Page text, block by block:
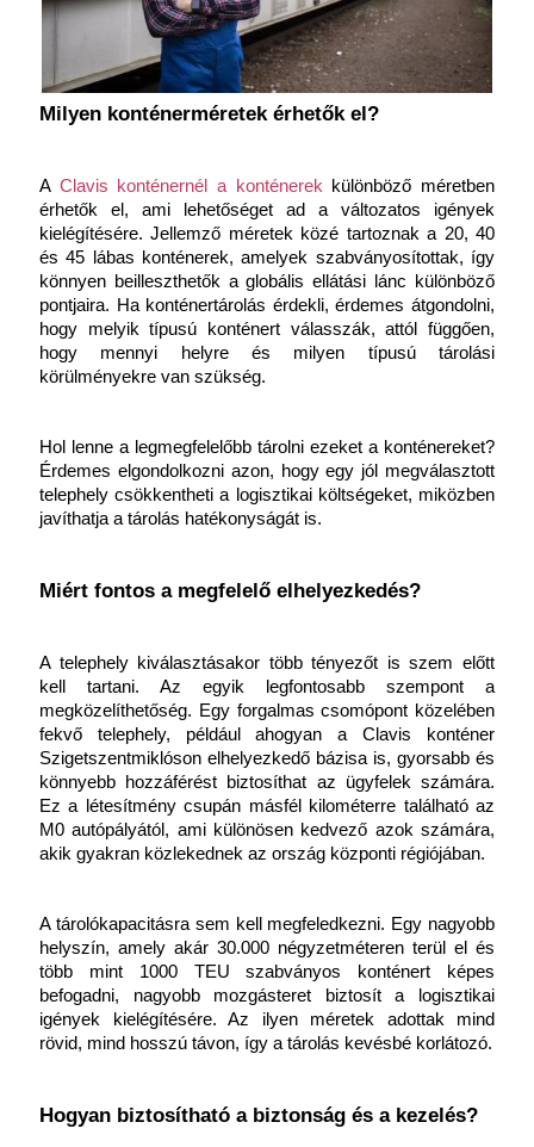
Milyen konténerméretek érhetők el?
A Clavis konténernél a konténerek
különböző méretben
érhetők el, ami lehetőséget ad a változatos igények
kielégítésére. Jellemző méretek közé tartoznak a 20, 40
és 45 lábas konténerek, amelyek szabványosítottak, így
könnyen beilleszthetők a globális ellátási lánc különböző
pontjaira. Ha konténertárolás érdekli, érdemes átgondolni,
hogy melyik típusú konténert válasszák, attól függően,
hogy mennyi helyre és milyen típusú tárolási
körülményekre van szükség.
Hol lenne a legmegfelelőbb tárolni ezeket a konténereket?
Érdemes elgondolkozni azon, hogy egy jól megválasztott
telephely csökkentheti a logisztikai költségeket, miközben
javíthatja a tárolás hatékonyságát is.
Miért fontos a megfelelő elhelyezkedés?
A telephely kiválasztásakor több tényezőt is szem előtt
kell tartani. Az egyik legfontosabb szempont a
megközelíthetőség. Egy forgalmas csomópont közelében
fekvő telephely, például ahogyan a Clavis konténer
Szigetszentmiklóson elhelyezkedő bázisa is, gyorsabb és
könnyebb hozzáférést biztosíthat az ügyfelek számára.
Ez a létesítmény csupán másfél kilométerre található az
M0 autópályától, ami különösen kedvező azok számára,
akik gyakran közlekednek az ország központi régiójában.
A tárolókapacitásra sem kell megfeledkezni. Egy nagyobb
helyszín, amely akár 30.000 négyzetméteren terül el és
több mint 1000 TEU szabványos konténert képes
befogadni, nagyobb mozgásteret biztosít a logisztikai
igények kielégítésére. Az ilyen méretek adottak mind
rövid, mind hosszú távon, így a tárolás kevésbé korlátozó.
Hogyan biztosítható a biztonság és a kezelés?